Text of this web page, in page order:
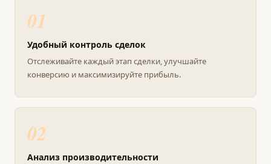
01
Удобный контроль сделок
Отслеживайте каждый этап сделки, улучшайте
конверсию и максимизируйте прибыль.
02
Анализ производительности